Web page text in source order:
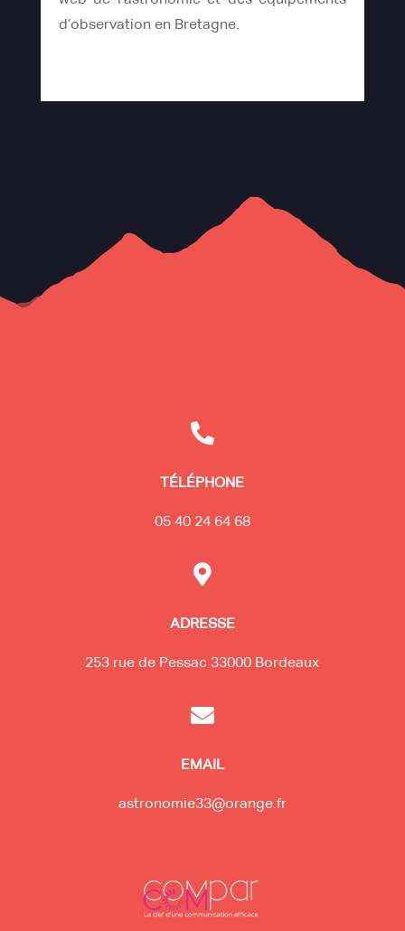
d’observation en Bretagne.

TÉLÉPHONE
05 40 24 64 68

ADRESSE
253 rue de Pessac 33000 Bordeaux

EMAIL
astronomie33@orange.fr